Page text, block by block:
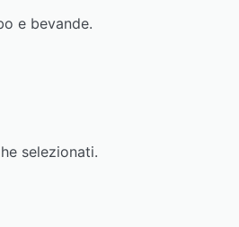
e bevande.
selezionati.